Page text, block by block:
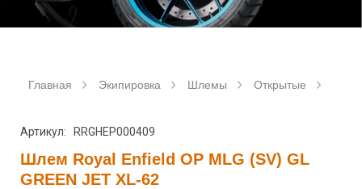
Главная Экипировка Шлемы Открытые
Артикул: RRGHEP000409
Шлем Royal Enfield OP MLG (SV) GL
GREEN JET XL-62